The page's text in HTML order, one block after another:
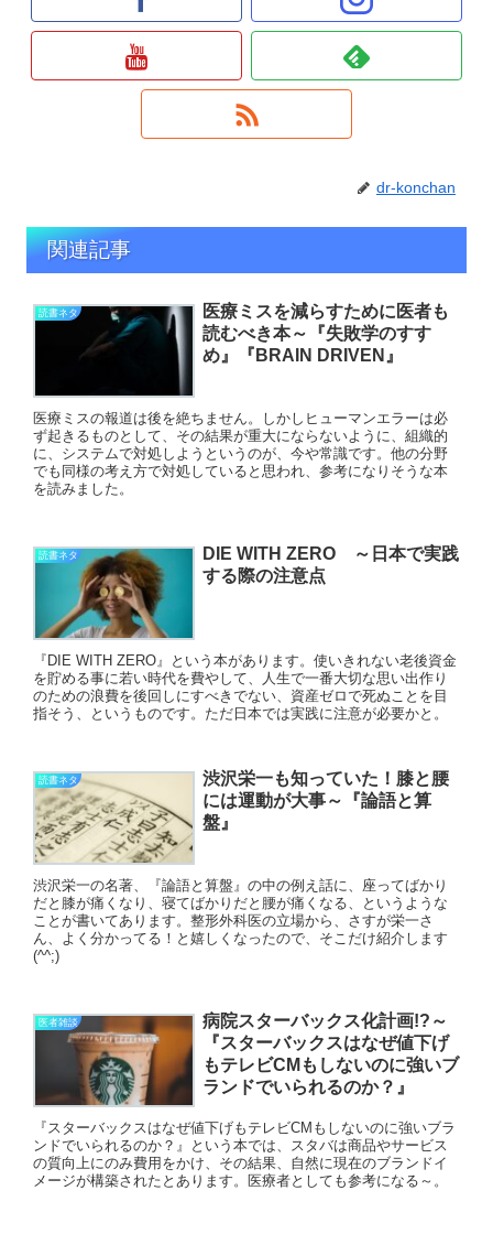
dr-konchan
関連記事
読書ネタ
医療ミスを減らすために医者も
読むべき本～『失敗学のすす
め』『BRAIN DRIVEN』
医療ミスの報道は後を絶ちません。しかしヒューマンエラーは必
ず起きるものとして、その結果が重大にならないように、組織的
に、システムで対処しようというのが、今や常識です。他の分野
でも同様の考え方で対処していると思われ、参考になりそうな本
を読みました。
読書ネタ
DIE WITH ZERO ～日本で実践
する際の注意点
『DIE WITH ZERO』という本があります。使いきれない老後資金
を貯める事に若い時代を費やして、人生で一番大切な思い出作り
のための浪費を後回しにすべきでない、資産ゼロで死ぬことを目
指そう、というものです。ただ日本では実践に注意が必要かと。
読書ネタ
渋沢栄一も知っていた！膝と腰
には運動が大事～『論語と算
盤』
渋沢栄一の名著、『論語と算盤』の中の例え話に、座ってばかり
だと膝が痛くなり、寝てばかりだと腰が痛くなる、というような
ことが書いてあります。整形外科医の立場から、さすが栄一さ
ん、よく分かってる！と嬉しくなったので、そこだけ紹介します
(^^;)
医者雑談
病院スターバックス化計画!?～
『スターバックスはなぜ値下げ
もテレビCMもしないのに強いブ
ランドでいられるのか？』
『スターバックスはなぜ値下げもテレビCMもしないのに強いブラ
ンドでいられるのか？』という本では、スタバは商品やサービス
の質向上にのみ費用をかけ、その結果、自然に現在のブランドイ
メージが構築されたとあります。医療者としても参考になる～。